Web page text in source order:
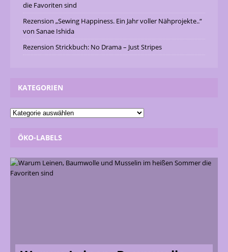
die Favoriten sind
Rezension „Sewing Happiness. Ein Jahr voller Nähprojekte..“
von Sanae Ishida
Rezension Strickbuch: No Drama – Just Stripes
KATEGORIEN
ÖKO-LABELS